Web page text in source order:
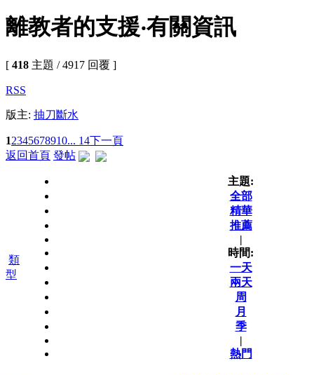
離教者的支援‧有關資訊
[ 418 主題 / 4917 回覆 ]
RSS
版主: 抽刀斷水
12345678910... 14下一頁
返回首頁 發帖
類
型
主題:
全部
精華
推薦
|
時間:
一天
兩天
周
月
季
|
熱門